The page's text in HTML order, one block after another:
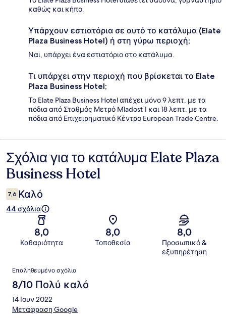
καθώς και κήπο.
Υπάρχουν εστιατόρια σε αυτό το κατάλυμα (Elate
Plaza Business Hotel) ή στη γύρω περιοχή;
Ναι, υπάρχει ένα εστιατόριο στο κατάλυμα.
Τι υπάρχει στην περιοχή που βρίσκεται το Elate
Plaza Business Hotel;
Το Elate Plaza Business Hotel απέχει μόνο 9 λεπτ. με τα
πόδια από Σταθμός Μετρό Mladost 1 και 18 λεπτ. με τα
πόδια από Επιχειρηματικό Κέντρο European Trade Centre.
Σχόλια
Σχόλια για το κατάλυμα Elate Plaza
Business Hotel
7,6 Καλό
44 σχόλια
8,0
Καθαριότητα
8,0
Τοποθεσία
8,0
Προσωπικό &
εξυπηρέτηση
Σχόλια
Επαληθευμένο σχόλιο
8/10 Πολύ καλό
14 Ιουν 2022
Μετάφραση Google